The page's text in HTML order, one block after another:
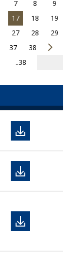
7 8
9
17 18
19
27 28
29
37
38
..38